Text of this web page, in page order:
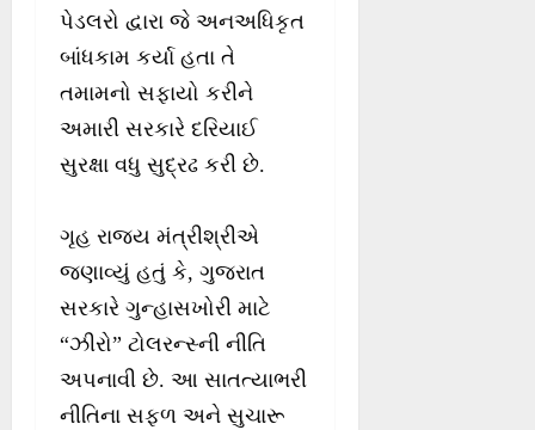
પેડલરો દ્વારા જે અનઅધિકૃત
બાંધકામ કર્યા હતા તે
તમામનો સફાયો કરીને
અમારી સરકારે દરિયાઈ
સુરક્ષા વધુ સુદ્રઢ કરી છે.
ગૃહ રાજ્ય મંત્રીશ્રીએ
જણાવ્યું હતું કે, ગુજરાત
સરકારે ગુન્હાસખોરી માટે
“ઝીરો” ટોલરન્સ્ની નીતિ
અપનાવી છે. આ સાતત્યાભરી
નીતિના સફળ અને સુચારૂ